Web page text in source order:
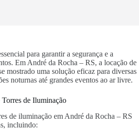
para garantir a segurança e a
Em André da Rocha – RS, a locação de
mostrado uma solução eficaz para diversas
noturnas até grandes eventos ao ar livre.
de Iluminação
de iluminação em André da Rocha – RS
incluindo: